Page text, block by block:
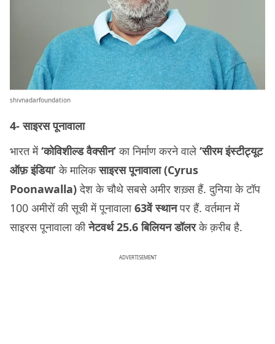
shivnadarfoundation
4- साइरस पूनावाला
भारत में‘कोविशील्ड वैक्सीन’का निर्माण करने वाले ‘सीरम इंस्टीट्यूट
ऑफ़ इंडिया’के मालिकसाइरस पूनावाला (Cyrus
Poonawalla)देश के चौथे सबसे अमीर शख़्स हैं. दुनिया के टॉप
100 अमीरों की सूची में पूनावाला63वें स्थानपर हैं. वर्तमान में
साइरस पूनावाला कीनेटवर्थ 25.6 बिलियन डॉलरके क़रीब है.
ADVERTISEMENT